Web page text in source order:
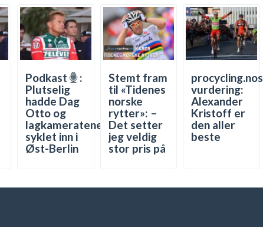
Podkast
:
Plutselig
hadde Dag
Otto og
lagkameratene
syklet inn i
Øst-Berlin
Stemt fram
til «Tidenes
norske
rytter»: –
Det setter
jeg veldig
stor pris på
procycling.nos
vurdering:
Alexander
Kristoff er
den aller
beste